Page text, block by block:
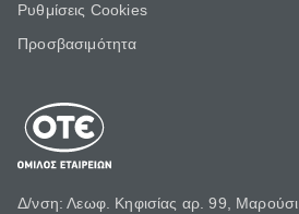
Ρυθμίσεις Cookies
Προσβασιμότητα
Δ/νση: Λεωφ. Κηφισίας αρ. 99, Μαρούσι